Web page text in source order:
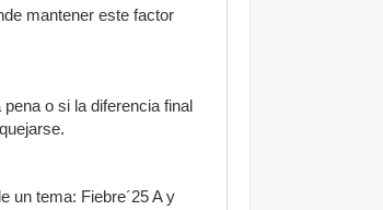
mantener este factor
o si la diferencia final
un tema: Fiebre´25 A y